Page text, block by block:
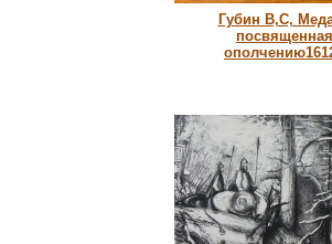
Губин В,С,
посвященная